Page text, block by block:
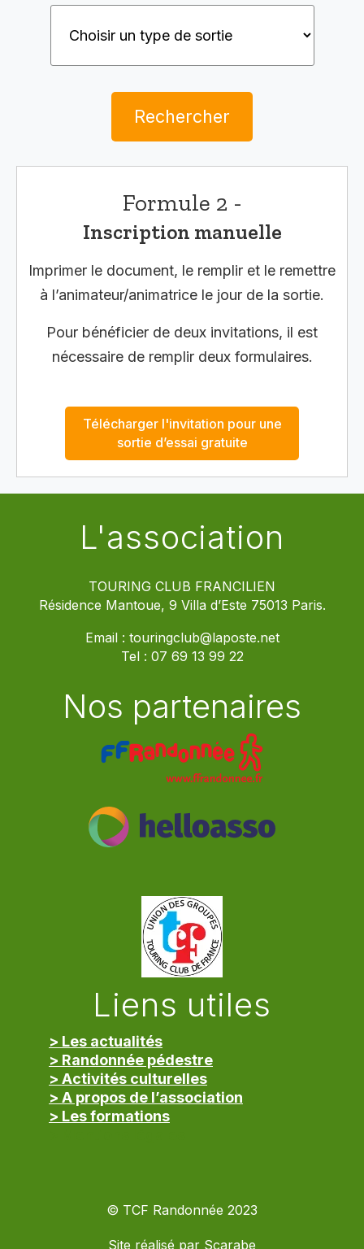
Rechercher
Formule 2 -
Inscription manuelle
Imprimer le document, le remplir et le remettre
à l’animateur/animatrice le jour de la sortie.
Pour bénéficier de deux invitations, il est
nécessaire de remplir deux formulaires.
Télécharger l'invitation pour une
sortie d’essai gratuite
L'association
TOURING CLUB FRANCILIEN
Résidence Mantoue, 9 Villa d’Este 75013 Paris.
Email : touringclub@laposte.net
Tel : 07 69 13 99 22
Nos partenaires
Liens utiles
> Les actualités
> Randonnée pédestre
> Activités culturelles
> A propos de l’association
> Les formations
© TCF Randonnée 2023
Site réalisé par Scarabe